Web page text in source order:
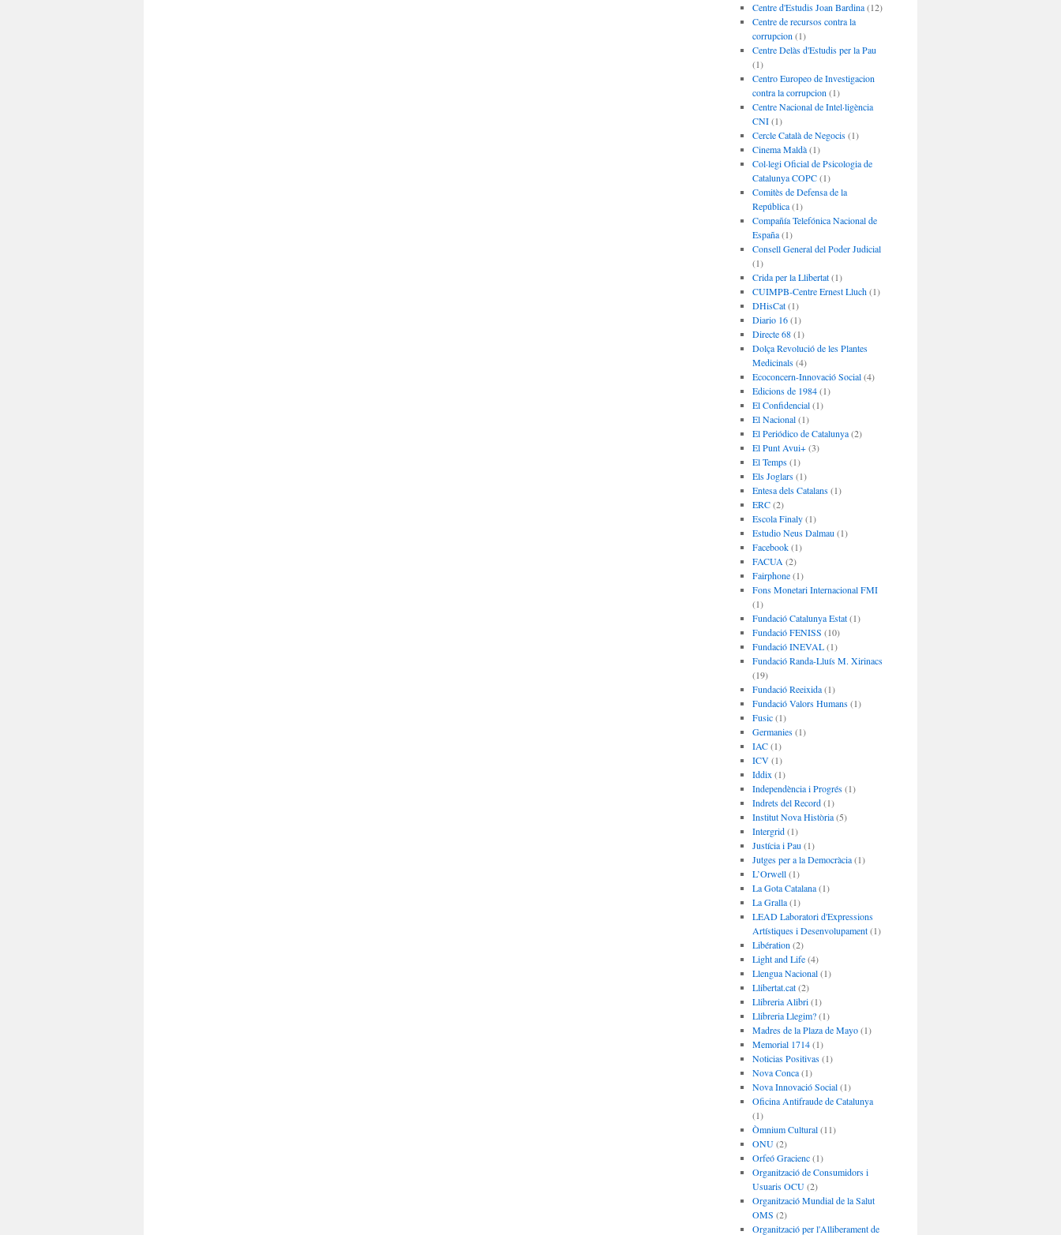
Centre d'Estudis Joan Bardina(12)
Centre de recursos contra la
corrupcion (1)
Centre Delàs d'Estudis per la Pau
(1)
Centro Europeo de Investigacion
contra la corrupcion (1)
Centre Nacional de Intel·ligència
CNI(1)
Cercle Català de Negocis(1)
Cinema Maldà(1)
Col·legi Oficial de Psicologia de
Catalunya COPC(1)
Comitès de Defensa de la
República(1)
Compañía Telefónica Nacional de
España(1)
Consell General del Poder Judicial
(1)
Crida per la Llibertat(1)
CUIMPB-Centre Ernest Lluch(1)
DHisCat(1)
Diario 16(1)
Directe 68(1)
Dolça Revolució de les Plantes
Medicinals(4)
Ecoconcern-Innovació Social(4)
Edicions de 1984(1)
El Confidencial(1)
El Nacional(1)
El Periódico de Catalunya(2)
El Punt Avui+(3)
El Temps(1)
Els Joglars(1)
Entesa dels Catalans(1)
ERC(2)
Escola Finaly(1)
Estudio Neus Dalmau (1)
Facebook(1)
FACUA (2)
Fairphone(1)
Fons Monetari Internacional FMI
(1)
Fundació Catalunya Estat(1)
Fundació FENISS (10)
Fundació INEVAL(1)
Fundació Randa-Lluís M. Xirinacs
(19)
Fundació Reeixida(1)
Fundació Valors Humans(1)
Fusic(1)
Germanies(1)
IAC(1)
ICV(1)
Iddix (1)
Independència i Progrés(1)
Indrets del Record(1)
Institut Nova Història(5)
Intergrid(1)
Justícia i Pau (1)
Jutges per a la Democràcia(1)
L’Orwell(1)
La Gota Catalana(1)
La Gralla(1)
LEAD Laboratori d'Expressions
Artístiques i Desenvolupament(1)
Libération (2)
Light and Life(4)
Llengua Nacional(1)
Llibertat.cat(2)
Llibreria Alibri(1)
Llibreria Llegim?(1)
Madres de la Plaza de Mayo(1)
Memorial 1714(1)
Noticias Positivas(1)
Nova Conca(1)
Nova Innovació Social(1)
Oficina Antifraude de Catalunya
(1)
Òmnium Cultural(11)
ONU(2)
Orfeó Gracienc(1)
Organització de Consumidors i
Usuaris OCU(2)
Organització Mundial de la Salut
OMS (2)
Organització per l'Alliberament de